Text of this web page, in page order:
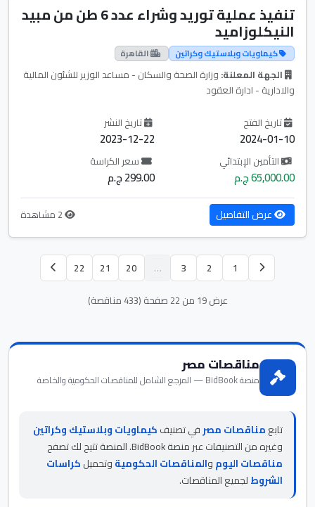
تنفيذ عملية توريد وشراء عدد 6 طن من مبيد
النيكلوزاميد
كيماويات وبلاستيك وكراتين القاهرة
الجهة المعلنة: وزارة الصحة والسكان - مساعد الوزير للشئون المالية
والادارية - ادارة العقود
تاريخ الفتح
2024-01-10
تاريخ النشر
2023-12-22
التأمين الإبتدائي
65,000.00 ج.م
سعر الكراسة
299.00 ج.م
عرض التفاصيل
1
2
3
…
20
21
22
عرض 19 من 22 صفحة (433 مناقصة)
مناقصات مصر
منصة BidBook — المرجع الشامل للمناقصات الحكومية والخاصة
تابعمناقصات مصرفي تصنيفكيماويات وبلاستيك وكراتين
وغيره من التصنيفات عبر منصة BidBook. المنصة تتيح لك تصفح
مناقصات اليوموالمناقصات الحكوميةوتحميلكراسات
الشروطلجميع المناقصات.